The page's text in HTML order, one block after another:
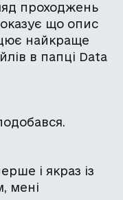
проходжень
що опис
найкраще
в папці Data
і якраз із
мені